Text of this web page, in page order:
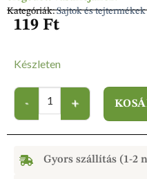
Kategóriák:Sajtok és
119 Ft
Készleten
Gyors szállítás (1-2